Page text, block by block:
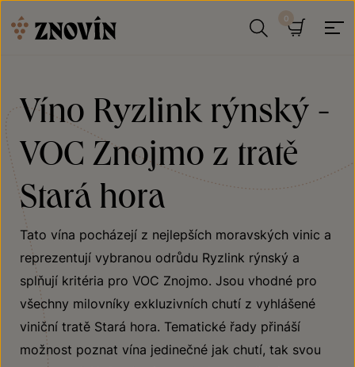
Víno Ryzlink rýnský -
VOC Znojmo z tratě
Stará hora
Tato vína pocházejí z nejlepších moravských vinic a
reprezentují vybranou odrůdu Ryzlink rýnský a
splňují kritéria pro VOC Znojmo. Jsou vhodné pro
všechny milovníky exkluzivních chutí z vyhlášené
viniční tratě Stará hora. Tematické řady přináší
možnost poznat vína jedinečné jak chutí, tak svou